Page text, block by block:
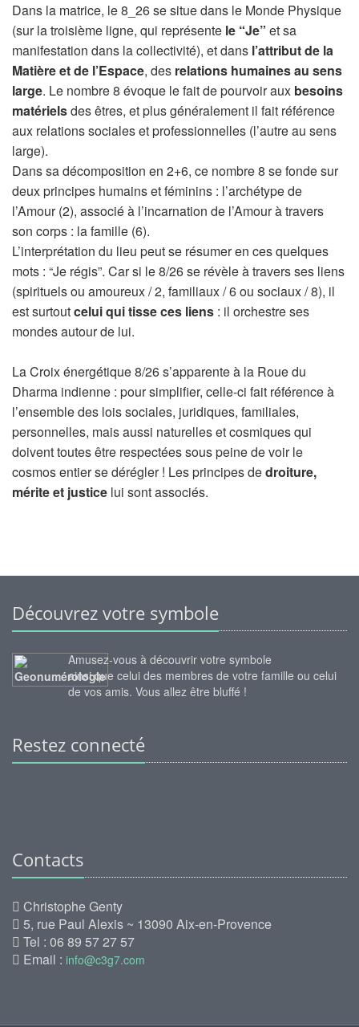
Dans la matrice, le 8_26 se situe dans le Monde Physique
(sur la troisième ligne, qui représente le “Je” et sa
manifestation dans la collectivité), et dans l’attribut de la
Matière et de l’Espace, des relations humaines au sens
large. Le nombre 8 évoque le fait de pourvoir aux besoins
matérielsdes êtres, et plus généralement il fait référence
aux relations sociales et professionnelles (l’autre au sens
large).
Dans sa décomposition en 2+6, ce nombre 8 se fonde sur
deux principes humains et féminins : l’archétype de
l’Amour (2), associé à l’incarnation de l’Amour à travers
son corps : la famille (6).
L’interprétation du lieu peut se résumer en ces quelques
mots : “Je régis”. Car si le 8/26 se révèle à travers ses liens
(spirituels ou amoureux / 2, familiaux / 6 ou sociaux / 8), il
est surtoutcelui qui tisse ces liens : il orchestre ses
mondes autour de lui.
La Croix énergétique 8/26 s’apparente à la Roue du
Dharma indienne : pour simplifier, celle-ci fait référence à
l’ensemble des lois sociales, juridiques, familiales,
personnelles, mais aussi naturelles et cosmiques qui
doivent toutes être respectées sous peine de voir le
cosmos entier se dérégler ! Les principes dedroiture,
mérite et justice lui sont associés.
Découvrez votre symbole
Amusez-vous à découvrir votre symbole
ainsi que celui des membres de votre famille ou celui
de vos amis. Vous allez être bluffé !
Restez connecté
Contacts
Christophe Genty
5, rue Paul Alexis ~ 13090 Aix-en-Provence
Tel : 06 89 57 27 57
Email : info@c3g7.com